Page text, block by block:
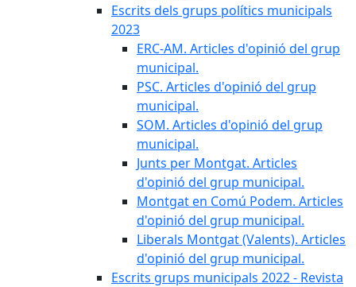
Escrits dels grups polítics municipals
2023
ERC-AM. Articles d'opinió del grup
municipal.
PSC. Articles d'opinió del grup
municipal.
SOM. Articles d'opinió del grup
municipal.
Junts per Montgat. Articles
d'opinió del grup municipal.
Montgat en Comú Podem. Articles
d'opinió del grup municipal.
Liberals Montgat (Valents). Articles
d'opinió del grup municipal.
Escrits grups municipals 2022 - Revista